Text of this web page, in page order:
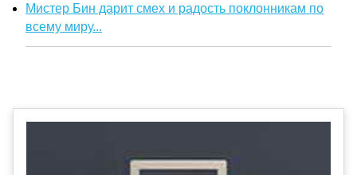
Мистер Бин дарит смех и радость поклонникам по
всему миру...